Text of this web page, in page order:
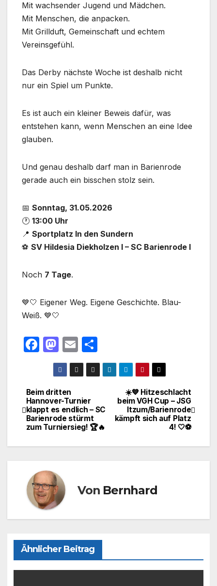
Mit wachsender Jugend und Mädchen.
Mit Menschen, die anpacken.
Mit Grillduft, Gemeinschaft und echtem
Vereinsgefühl.
Das Derby nächste Woche ist deshalb nicht
nur ein Spiel um Punkte.
Es ist auch ein kleiner Beweis dafür, was
entstehen kann, wenn Menschen an eine Idee
glauben.
Und genau deshalb darf man in Barienrode
gerade auch ein bisschen stolz sein.
📅 Sonntag, 31.05.2026
🕐 13:00 Uhr
📍 Sportplatz In den Sundern
⚽ SV Hildesia Diekholzen I – SC Barienrode I
Noch 7 Tage.
💙🤍 Eigener Weg. Eigene Geschichte. Blau-
Weiß. 💙🤍
F
e
b
o
M
a
st
o
d
o
E
m
ail
ei
le
Beitragsnavigation
☀️💙 Hitzeschlacht
beim VGH Cup – JSG
Itzum/Barienrode
kämpft sich auf Platz
4! 🤍⚽
Beim dritten
Hannover-Turnier
klappt es endlich – SC
Barienrode stürmt
zum Turniersieg! 🏆🔥
Von Bernhard
Ähnlicher Beitrag